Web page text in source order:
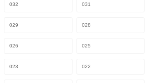
032 031
029 028
026 025
023 022